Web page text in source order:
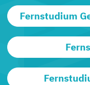
Fernstudium